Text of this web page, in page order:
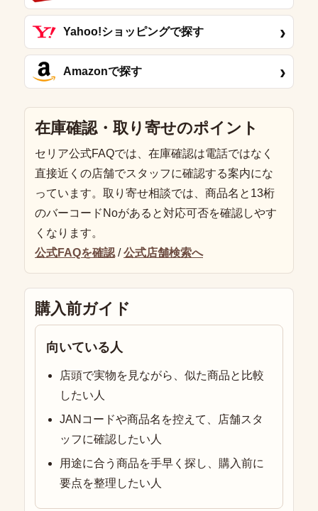
Yahoo!ショッピングで探す ›
Amazonで探す ›
在庫確認・取り寄せのポイント
セリア公式FAQでは、在庫確認は電話ではなく
直接近くの店舗でスタッフに確認する案内にな
っています。取り寄せ相談では、商品名と13桁
のバーコードNoがあると対応可否を確認しやす
くなります。
公式FAQを確認 /公式店舗検索へ
購入前ガイド
向いている人
店頭で実物を見ながら、似た商品と比較
したい人
JANコードや商品名を控えて、店舗スタ
ッフに確認したい人
用途に合う商品を手早く探し、購入前に
要点を整理したい人